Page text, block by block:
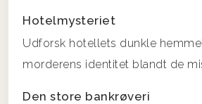
Hotelmysteriet
Udforsk hotellets dunkle
morderens identitet blandt de
Den store bankrøveri